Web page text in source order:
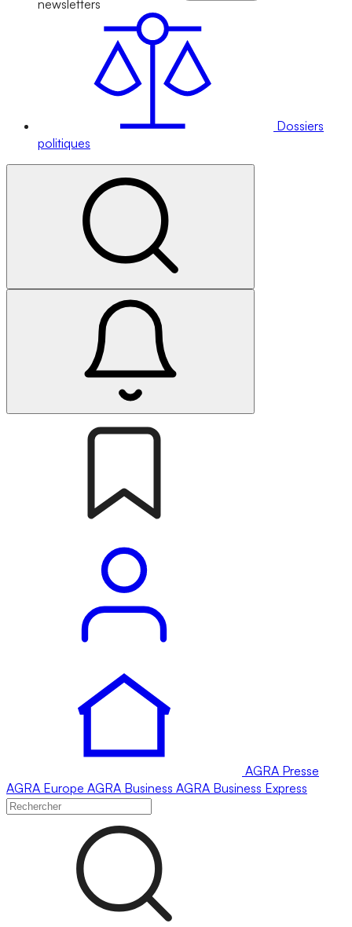
newsletters
Dossiers
politiques
AGRA Presse
AGRA Europe AGRA Business AGRA Business Express